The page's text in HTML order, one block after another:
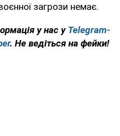
загрози немає.
у нас у Telegram-
. Не ведіться на фейки!